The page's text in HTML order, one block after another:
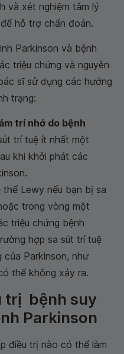
và xét nghiệm tâm lý
hỗ trợ chẩn đoán.
Parkinson và bệnh
triệu chứng và nguyên
sĩ sử dụng các hướng
trạng:
trí nhớ do bệnh
trí tuệ ít nhất một
khi khởi phát các
thể Lewy nếu bạn bị sa
trong vòng một
triệu chứng bệnh
hợp sa sút trí tuệ
của Parkinson, như
thể không xảy ra.
trị bệnh suy
Parkinson
điều trị nào có thể làm